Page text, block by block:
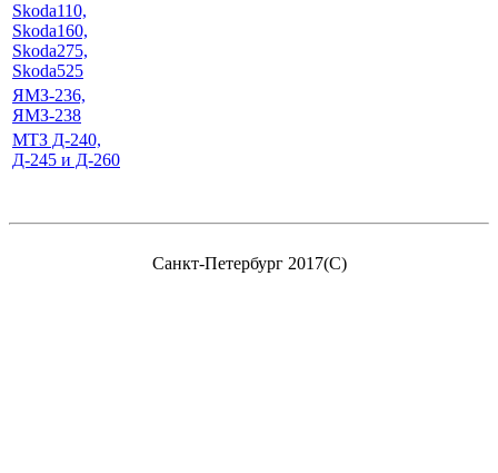
Skoda110,
Skoda160,
Skoda275,
Skoda525
ЯМЗ-236,
ЯМЗ-238
МТЗ Д-240,
Д-245 и Д-260
Санкт-Петербург 2017(C)